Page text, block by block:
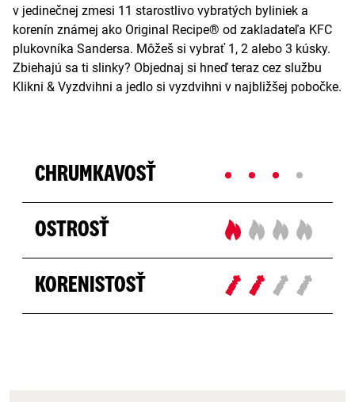
v jedinečnej zmesi 11 starostlivo vybratých byliniek a
korenín známej ako Original Recipe® od zakladateľa KFC
plukovníka Sandersa. Môžeš si vybrať 1, 2 alebo 3 kúsky.
Zbiehajú sa ti slinky? Objednaj si hneď teraz cez službu
Klikni & Vyzdvihni a jedlo si vyzdvihni v najbližšej pobočke.
CHRUMKAVOSŤ
OSTROSŤ
KORENISTOSŤ